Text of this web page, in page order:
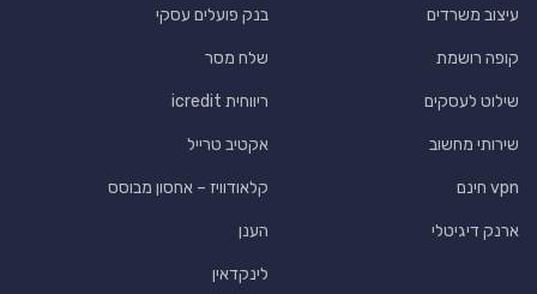
עיצוב משרדים
קופה רושמת
שילוט לעסקים
שירותי מחשוב
vpn חינם
ארנק דיגיטלי
בנק פועלים עסקי
שלח מסר
ריווחית icredit
אקטיב טרייל
קלאודוויז – אחסון מבוסס
הענן
לינקדאין